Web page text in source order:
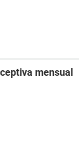
mensual